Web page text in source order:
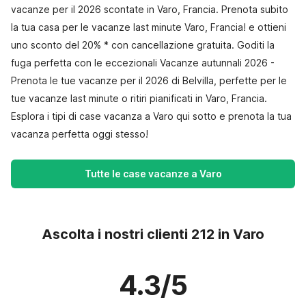
vacanze per il 2026 scontate in Varo, Francia. Prenota subito
la tua casa per le vacanze last minute Varo, Francia! e ottieni
uno sconto del 20% * con cancellazione gratuita. Goditi la
fuga perfetta con le eccezionali Vacanze autunnali 2026 -
Prenota le tue vacanze per il 2026 di Belvilla, perfette per le
tue vacanze last minute o ritiri pianificati in Varo, Francia.
Esplora i tipi di case vacanza a Varo qui sotto e prenota la tua
vacanza perfetta oggi stesso!
Tutte le case vacanze a Varo
Ascolta i nostri clienti 212 in Varo
4.3/5